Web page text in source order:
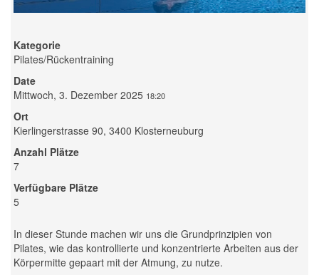
Kategorie
Pilates/Rückentraining
Date
Mittwoch, 3. Dezember 2025 18:20
Ort
Kierlingerstrasse 90, 3400 Klosterneuburg
Anzahl Plätze
7
Verfügbare Plätze
5
In dieser Stunde machen wir uns die Grundprinzipien von
Pilates, wie das kontrollierte und konzentrierte Arbeiten aus der
Körpermitte gepaart mit der Atmung, zu nutze.